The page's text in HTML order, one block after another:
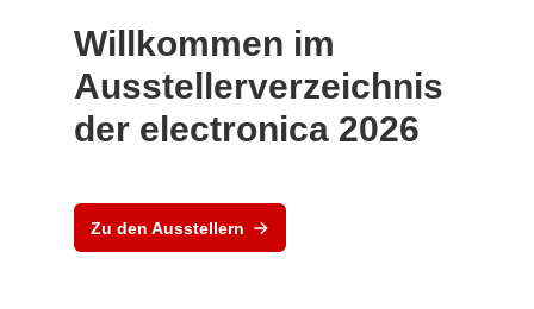
Willkommen im
Ausstellerverzeichnis
der electronica 2026
Zu den Ausstellern